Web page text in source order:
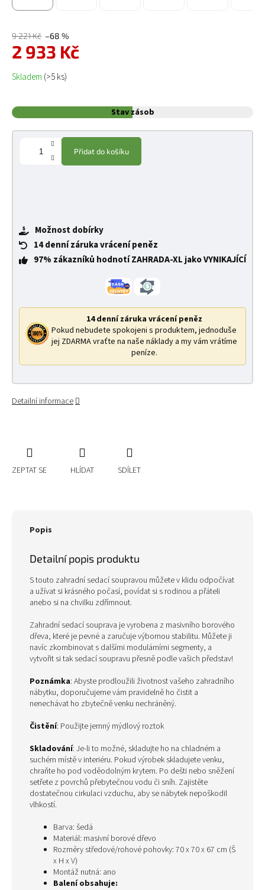
9 221 Kč –68 %
2 933 Kč
Měrná cena:
Skladem (>5 ks)
Stav zásob
Přidat do košíku
Možnost dobírky
14 denní záruka vrácení peněz
97% zákazníků hodnotí ZAHRADA-XL jako VYNIKAJÍCÍ
14 denní záruka vrácení peněz
Pokud nebudete spokojeni s produktem, jednoduše
jej ZDARMA vraťte na naše náklady a my vám vrátíme
peníze.
Detailní informace
ZEPTAT SE HLÍDAT SDÍLET
Popis
Detailní popis produktu
S touto zahradní sedací soupravou můžete v klidu odpočívat
a užívat si krásného počasí, povídat si s rodinou a přáteli
anebo si na chvilku zdřímnout.
Zahradní sedací souprava je vyrobena z masivního borového
dřeva, které je pevné a zaručuje výbornou stabilitu. Můžete ji
navíc zkombinovat s dalšími modulárními segmenty, a
vytvořit si tak sedací soupravu přesně podle vašich představ!
Poznámka: Abyste prodloužili životnost vašeho zahradního
nábytku, doporučujeme vám pravidelně ho čistit a
nenechávat ho zbytečně venku nechráněný.
Čistění: Použijte jemný mýdlový roztok
Skladování: Je-li to možné, skladujte ho na chladném a
suchém místě v interiéru. Pokud výrobek skladujete venku,
chraňte ho pod voděodolným krytem. Po dešti nebo sněžení
setřete z povrchů přebytečnou vodu či sníh. Zajistěte
dostatečnou cirkulaci vzduchu, aby se nábytek nepoškodil
vlhkostí.
Barva: šedá
Materiál: masivní borové dřevo
Rozměry středové/rohové pohovky: 70 x 70 x 67 cm (Š
x H x V)
Montáž nutná: ano
Balení obsahuje: